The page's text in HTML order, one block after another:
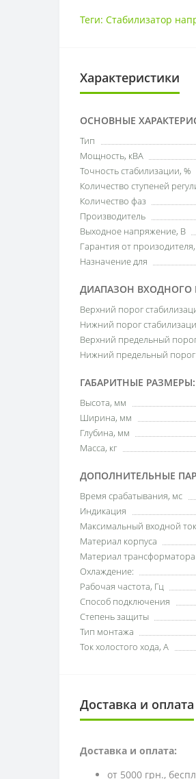
Теги: Стабилизатор
Характеристики
ОСНОВНЫЕ
Тип
Мощность, кВА
Точность стабилизации, %
Количество ступеней
Количество фаз
Производитель
Выходное напряжение, В
Гарантия от
Назначение для
ДИАПАЗОН ВХОДНОГО
Верхний порог
Нижний порог
Верхний предельный
Нижний предельный
ГАБАРИТНЫЕ РАЗМЕРЫ:
Высота, мм
Ширина, мм
Глубина, мм
Масса, кг
ДОПОЛНИТЕЛЬНЫЕ
Время срабатывания, мс
Индикация
Максимальный входной
Материал корпуса
Материал трансформатора
Охлаждение:
Рабочая частота, Гц
Способ подключения
Степень защиты
Тип монтажа
Ток холостого хода, А
Доставка и оплата
Доставка и оплата:
от 5000 грн.,